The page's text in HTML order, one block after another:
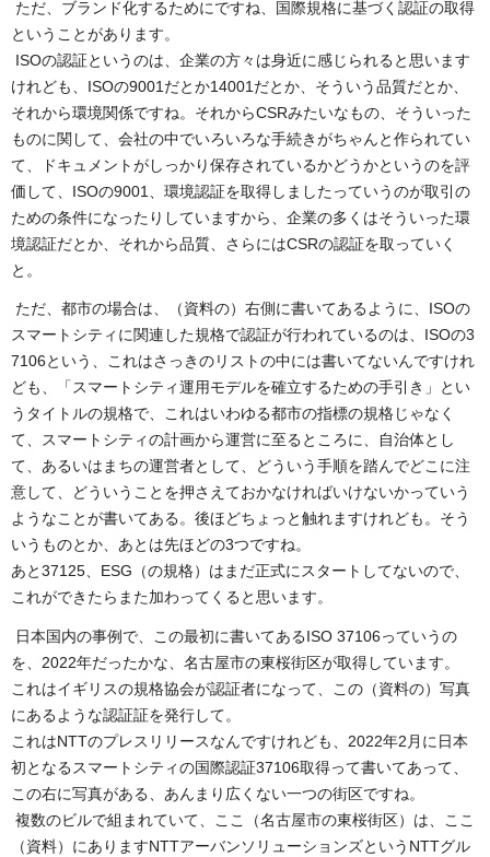
ただ、ブランド化するためにですね、国際規格に基づく認証の取得
ということがあります。
ISOの認証というのは、企業の方々は身近に感じられると思います
けれども、ISOの9001だとか14001だとか、そういう品質だとか、
それから環境関係ですね。それからCSRみたいなもの、そういった
ものに関して、会社の中でいろいろな手続きがちゃんと作られてい
て、ドキュメントがしっかり保存されているかどうかというのを評
価して、ISOの9001、環境認証を取得しましたっていうのが取引の
ための条件になったりしていますから、企業の多くはそういった環
境認証だとか、それから品質、さらにはCSRの認証を取っていく
と。
ただ、都市の場合は、（資料の）右側に書いてあるように、ISOの
スマートシティに関連した規格で認証が行われているのは、ISOの3
7106という、これはさっきのリストの中には書いてないんですけれ
ども、「スマートシティ運用モデルを確立するための手引き」とい
うタイトルの規格で、これはいわゆる都市の指標の規格じゃなく
て、スマートシティの計画から運営に至るところに、自治体とし
て、あるいはまちの運営者として、どういう手順を踏んでどこに注
意して、どういうことを押さえておかなければいけないかっていう
ようなことが書いてある。後ほどちょっと触れますけれども。そう
いうものとか、あとは先ほどの3つですね。
あと37125、ESG（の規格）はまだ正式にスタートしてないので、
これができたらまた加わってくると思います。
日本国内の事例で、この最初に書いてあるISO 37106っていうの
を、2022年だったかな、名古屋市の東桜街区が取得しています。
これはイギリスの規格協会が認証者になって、この（資料の）写真
にあるような認証証を発行して。
これはNTTのプレスリリースなんですけれども、2022年2月に日本
初となるスマートシティの国際認証37106取得って書いてあって、
この右に写真がある、あんまり広くない一つの街区ですね。
複数のビルで組まれていて、ここ（名古屋市の東桜街区）は、ここ
（資料）にありますNTTアーバンソリューションズというNTTグル